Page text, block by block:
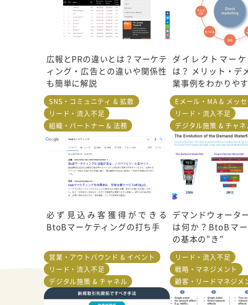
広報とPRの違いとは？マーケテ
ィング・広告との違いや関係性
も簡単に解説
SNS・コミュニティ & 拡散
リード・流入不足
組織・パートナー & 法務
ダイレクトマー
は？ メリット・デ
業事例をわかりや
Eメール・MA & メッ
リード・流入不足
デジタル施策 & チャネ
必ず見込み客獲得ができる
BtoBマーケティングの打ち手
営業・アウトバウンド & イベント
リード・流入不足
デジタル施策 & チャネル
デマンドウォータ
は何か？BtoBマ
の基本の”き”
リード・流入不足
戦略・マネジメント
顧客・リードマネジメ